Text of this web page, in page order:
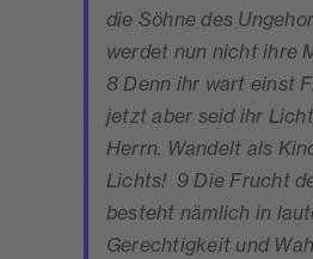
die Söhne des
werdet nun nicht ihre
8 Denn ihr wart einst
jetzt aber seid ihr
Herrn. Wandelt als
Lichts! 9 Die Frucht
besteht nämlich in
Gerechtigkeit und